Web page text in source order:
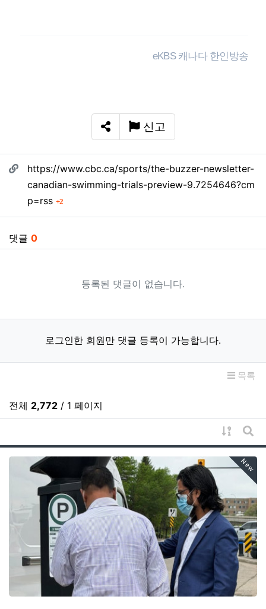
eKBS 캐나다 한인방송
SNS 공유
신고
관련자료
https://www.cbc.ca/sports/the-buzzer-newsletter-
canadian-swimming-trials-preview-9.7254646?cm
p=rss
2회 연결
댓글 0
등록된 댓글이 없습니다.
로그인한 회원만 댓글 등록이 가능합니다.
목록
전체 2,772 / 1 페이지
게시물
게
New